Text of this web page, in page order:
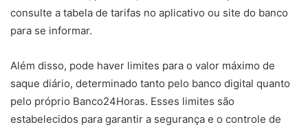
consulte a tabela de tarifas no aplicativo ou site do banco
para se informar.
Além disso, pode haver limites para o valor máximo de
saque diário, determinado tanto pelo banco digital quanto
pelo próprio Banco24Horas. Esses limites são
estabelecidos para garantir a segurança e o controle de